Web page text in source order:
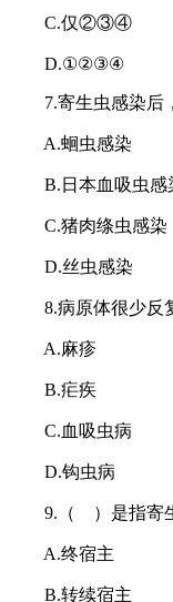
C.仅②③④
D.①②③④
7.寄生虫感染后，
A.蛔虫感染
B.日本血吸虫感
C.猪肉绦虫感染
D.丝虫感染
8.病原体很少反
A.麻疹
B.疟疾
C.血吸虫病
D.钩虫病
9.（ ）是指寄生
A.终宿主
B.转续宿主